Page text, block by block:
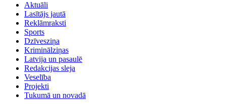
Aktuāli
Lasītājs jautā
Reklāmraksti
Sports
Dzīvesziņa
Kriminālziņas
Latvija un pasaulē
Redakcijas sleja
Veselība
Projekti
Tukumā un novadā